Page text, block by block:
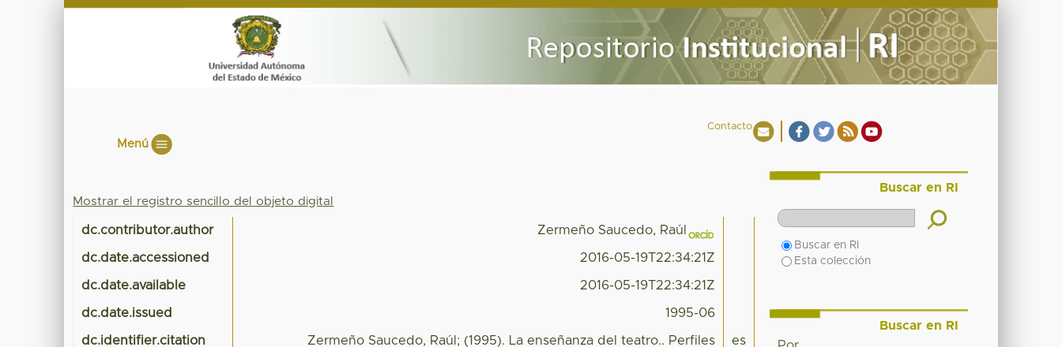
Contacto
Menú
Mostrar el registro sencillo del objeto digital
dc.contributor.author Zermeño Saucedo, Raúl
dc.date.accessioned 2016-05-19T22:34:21Z
dc.date.available 2016-05-19T22:34:21Z
dc.date.issued 1995-06
dc.identifier.citation
Zermeño Saucedo, Raúl; (1995). La enseñanza del teatro.. Perfiles
es
Buscar en RI
Buscar en RI
Esta colección
Buscar en RI